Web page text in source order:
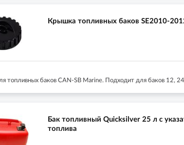
Крышка топливных баков SE2010-
топливных баков CAN-SB Marine. Подходит для баков 12,
Бак топливный Quicksilver 25 л с
топлива